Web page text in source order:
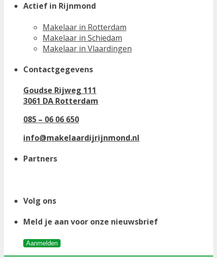
Actief in Rijnmond
Makelaar in Rotterdam
Makelaar in Schiedam
Makelaar in Vlaardingen
Contactgegevens
Goudse Rijweg 111
3061 DA Rotterdam
085 – 06 06 650
info@makelaardijrijnmond.nl
Partners
Volg ons
Meld je aan voor onze nieuwsbrief
Aanmelden